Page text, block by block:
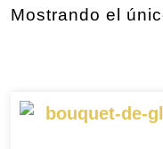
Mostrando el